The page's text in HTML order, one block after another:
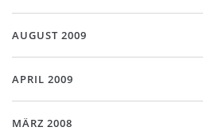
AUGUST 2009
APRIL 2009
MÄRZ 2008